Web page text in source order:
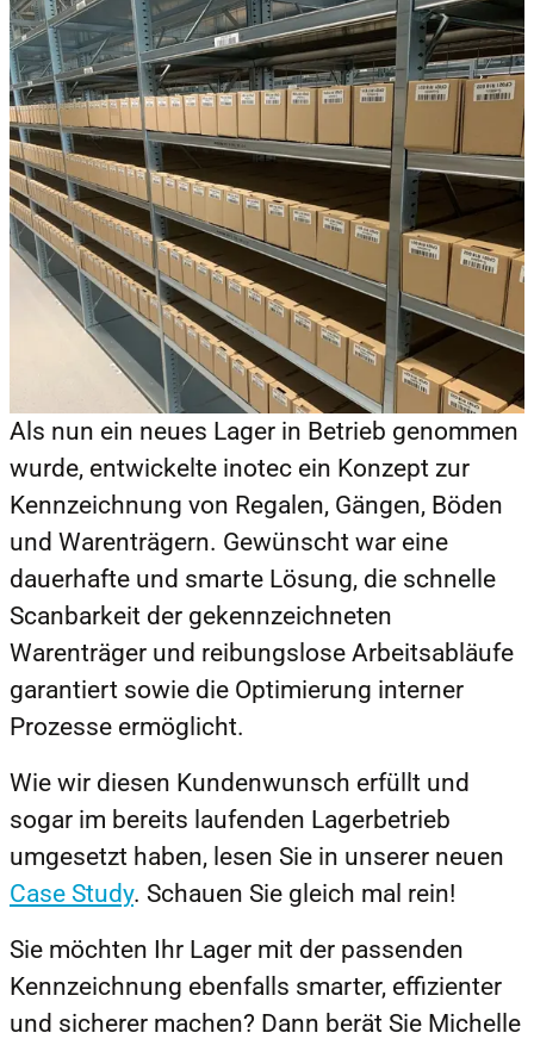
Als nun ein neues Lager in Betrieb genommen
wurde, entwickelte inotec ein Konzept zur
Kennzeichnung von Regalen, Gängen, Böden
und Warenträgern. Gewünscht war eine
dauerhafte und smarte Lösung, die schnelle
Scanbarkeit der gekennzeichneten
Warenträger und reibungslose Arbeitsabläufe
garantiert sowie die Optimierung interner
Prozesse ermöglicht.
Wie wir diesen Kundenwunsch erfüllt und
sogar im bereits laufenden Lagerbetrieb
umgesetzt haben, lesen Sie in unserer neuen
Case Study. Schauen Sie gleich mal rein!
Sie möchten Ihr Lager mit der passenden
Kennzeichnung ebenfalls smarter, effizienter
und sicherer machen? Dann berät Sie Michelle